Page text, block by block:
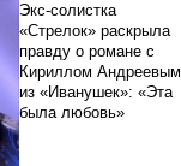
Экс-солистка
«Стрелок» раскрыла
правду о романе с
Кириллом Андреевым
из «Иванушек»: «Эта
была любовь»